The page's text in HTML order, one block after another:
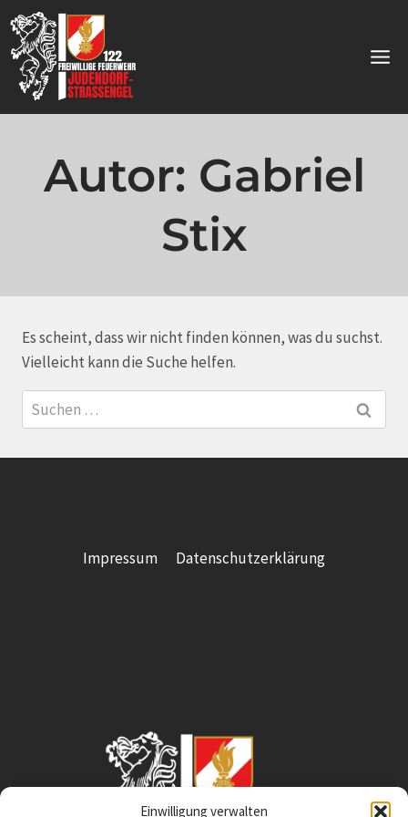
Einwilligung verwalten
Zum
Inhalt
springen
Autor: Gabriel
Stix
Es scheint, dass wir nicht finden können, was du suchst.
Vielleicht kann die Suche helfen.
Suchen
nach:
Impressum Datenschutzerklärung